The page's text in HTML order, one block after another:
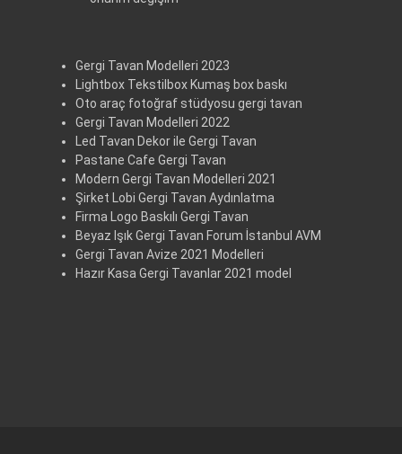
Gergi Tavan Modelleri 2023
Lightbox Tekstilbox Kumaş box baskı
Oto araç fotoğraf stüdyosu gergi tavan
Gergi Tavan Modelleri 2022
Led Tavan Dekor ile Gergi Tavan
Pastane Cafe Gergi Tavan
Modern Gergi Tavan Modelleri 2021
Şirket Lobi Gergi Tavan Aydınlatma
Firma Logo Baskılı Gergi Tavan
Beyaz Işık Gergi Tavan Forum İstanbul AVM
Gergi Tavan Avize 2021 Modelleri
Hazır Kasa Gergi Tavanlar 2021 model